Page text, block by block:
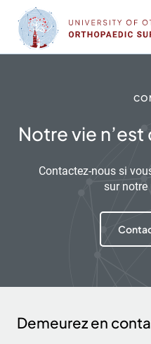
Sauter
contenu
Notre vie
Contactez-nous si
sur notre
Demeurez en